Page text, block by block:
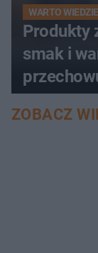
WARTO
Produkty
smak i
ZOBACZ